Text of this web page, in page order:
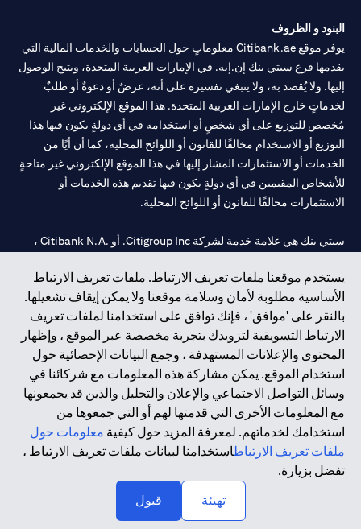
يستخدم موقعنا ملفات تعريف الارتباط. ملفات تعريف الارتباط
الأساسية مطلوبة لأمان وسلامة موقعنا ولا يمكن إيقاف تشغيلها.
بالنقر على 'موافق' ، فإنك توافق على استخدامنا لملفات تعريف
الارتباط التسويقية لتزويدك بتجربة مخصصة عبر الموقع ، وإظهار
المحتوى والإعلانات المستهدفة ، وجمع البيانات الإحصائية حول
استخدام الموقع. يمكن مشاركة هذه المعلومات مع شركائنا في
وسائل التواصل الاجتماعي والإعلان والتحليل والذين قد يجمعونها
مع المعلومات الأخرى التي قدمتها لهم أو التي جمعوها من
استخدامك لخدماتهم. لمعرفة المزيد حول كيفية معلومات حول
ملفات تعريف الارتباطاستخدامنا لبيانات ملفات تعريف الارتباط ،
تفضل بزيارة.
تهيئة
قبول
البنود و الظروف
يوفر موقع Citibank.ae معلوماتٍ حول الحسابات والخدمات المالية التي
يقدمها فرع سيتي بنك إن.إيه. في الإمارات العربية المتحدة، ويتيح الوصول
إليها. ولا يُقصد به، ولا ينبغي تفسيره على أنه، عرضٌ أو دعوةٌ أو طلبٌ
لخدماتٍ خارج الإمارات العربية المتحدة. هذا الموقع الإلكتروني غير
مُخصص للتوزيع على أي شخصٍ أو استخدامه في أي دولةٍ يكون فيها هذا
التوزيع أو الاستخدام مخالفًا للقانون أو اللوائح المحلية، كما أن أيًا من
الخدمات أو الاستثمارات المشار إليها في هذا الموقع الإلكتروني غير متاحةٍ
للأشخاص المقيمين في أي دولةٍ يكون فيها تقديم هذه الخدمات أو
الاستثمارات مخالفًا للقانون أو اللوائح المحلية.
سيتي بنك هي علامة خدمة لشركة Citigroup Inc. أو .Citibank N.A ،
سيتي بنك إن. إيه. الإمارات مسجل لدى مصرف الإمارات المركزي تحت
أرقام التراخيص 202563 لفرع الوصل في دبي، 531989 لفرع مول
الإمارات في دبي، وCN-1002019لفرع أبوظبي. هاتف: 4000 311 04.
فرع سيتي بنك إن إيه - الإمارات العربية المتحدة مرخص من مصرف
الإمارات العربية المتحدة المركزي كفرع لبنك أجنبي.
سيتي بنك إن إيه الإمارات العربية المتحدة مرخص من هيئة الأوراق المالية
والسلع في الإمارات العربية المتحدة ("SCA") للقيام بالنشاط المالي لـ أ)
الاستشارات المالية والتعريف والترويج بموجب ترخيص رقم
20200000097 ب) وسيط تداول في الأسواق الدولية بموجب ترخيص
حقوق الطبع والنشر محفوظة ©2026 سيتي جروب انك.